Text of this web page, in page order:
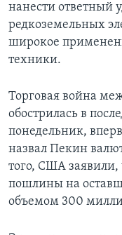
нанести ответный
редкоземельных
широкое
техники.
Торговая война
обострилась в
понедельник,
назвал Пекин
того, США заявили,
пошлины на
объемом 300